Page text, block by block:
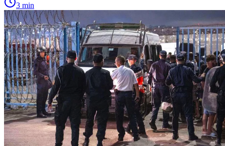
3 min